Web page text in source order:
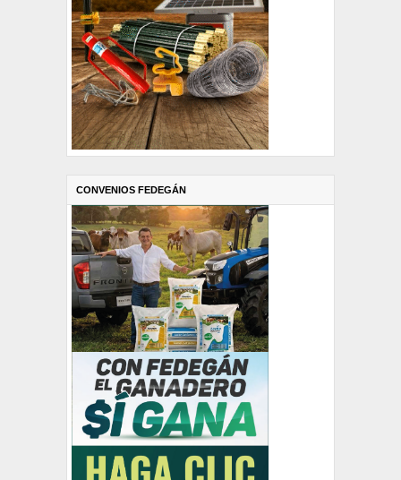
CONVENIOS FEDEGÁN